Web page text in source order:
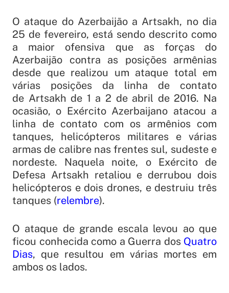
O ataque do Azerbaijão a Artsakh, no dia
25 de fevereiro, está sendo descrito como
a maior ofensiva que as forças do
Azerbaijão contra as posições armênias
desde que realizou um ataque total em
várias posições da linha de contato
de Artsakh de 1 a 2 de abril de 2016. Na
ocasião, o Exército Azerbaijano atacou a
linha de contato com os armênios com
tanques, helicópteros militares e várias
armas de calibre nas frentes sul, sudeste e
nordeste. Naquela noite, o Exército de
Defesa Artsakh retaliou e derrubou dois
helicópteros e dois drones, e destruiu três
tanques (relembre).
O ataque de grande escala levou ao que
ficou conhecida como a Guerra dos Quatro
Dias, que resultou em várias mortes em
ambos os lados.